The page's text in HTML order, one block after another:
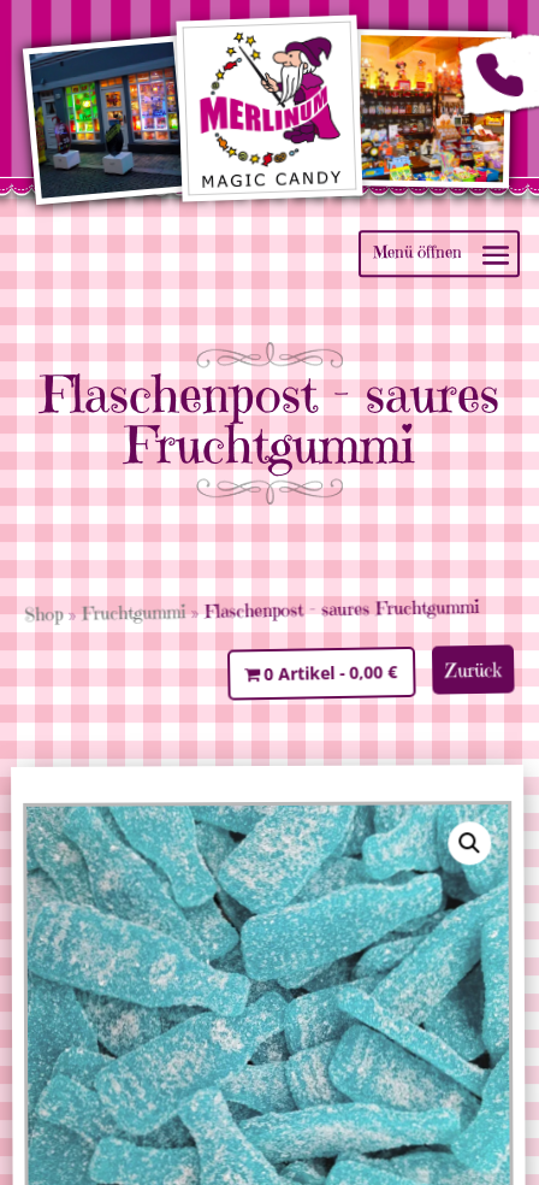
Flaschenpost – saures
Fruchtgummi
Shop»Fruchtgummi» Flaschenpost – saures Fruchtgummi
Zurück
0 Artikel 0,00 €